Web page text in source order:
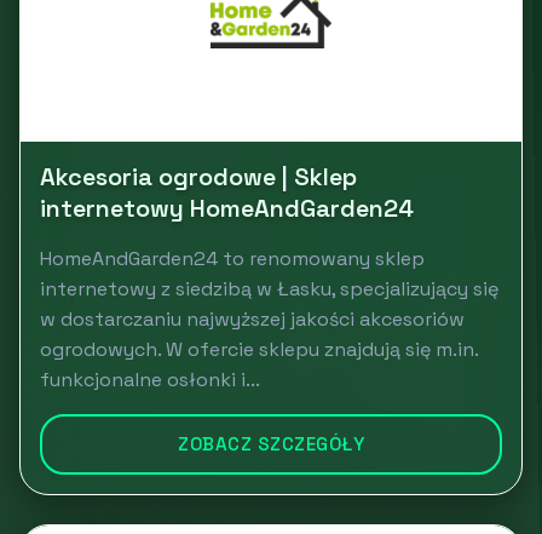
Akcesoria ogrodowe | Sklep
internetowy HomeAndGarden24
HomeAndGarden24 to renomowany sklep
internetowy z siedzibą w Łasku, specjalizujący się
w dostarczaniu najwyższej jakości akcesoriów
ogrodowych. W ofercie sklepu znajdują się m.in.
funkcjonalne osłonki i...
ZOBACZ SZCZEGÓŁY